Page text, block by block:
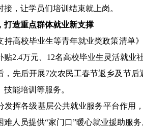
，让学员们培训结束就上岗。
打造重点群体就业新支撑
持高校毕业生等青年就业类政策清单
贴2.4万元、12名高校毕业生灵活就业
，先后开展7次农民工春节返乡及节
能培训等服务。
发挥各级基层公共就业服务平台作用
难人员提供“家门口”暖心就业援助服务